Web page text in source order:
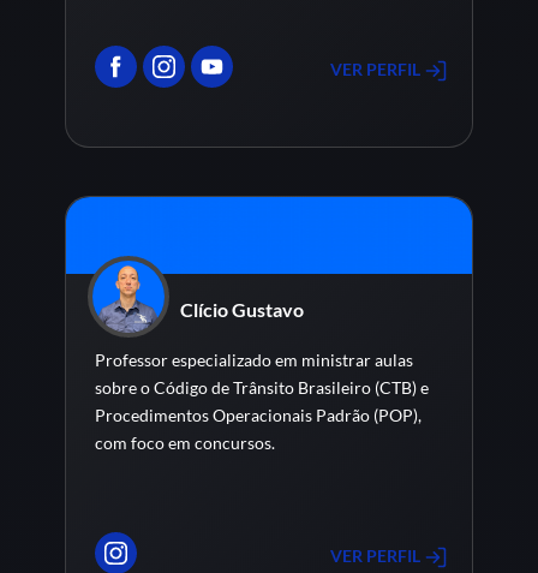
VER PERFIL
Clício Gustavo
Professor especializado em ministrar aulas
sobre o Código de Trânsito Brasileiro (CTB) e
Procedimentos Operacionais Padrão (POP),
com foco em concursos.
VER PERFIL